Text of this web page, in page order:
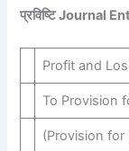
प्रविष्टि Journal
Profit and
To Provision
(Provision for